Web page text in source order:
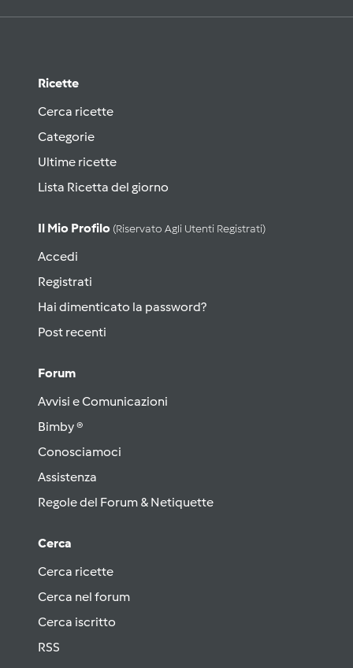
Ricette
Cerca ricette
Categorie
Ultime ricette
Lista Ricetta del giorno
Il Mio Profilo (riservato Agli Utenti Registrati)
Accedi
Registrati
Hai dimenticato la password?
Post recenti
Forum
Avvisi e Comunicazioni
Bimby ®
Conosciamoci
Assistenza
Regole del Forum & Netiquette
Cerca
Cerca ricette
Cerca nel forum
Cerca iscritto
RSS